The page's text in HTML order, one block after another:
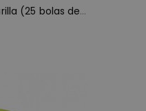
T
itleist NXT Tour Amarilla (25 bolas de golf)